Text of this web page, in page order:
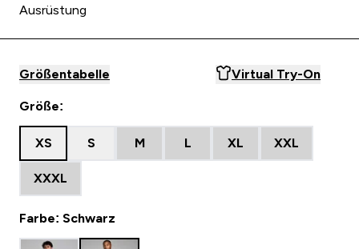
Ausrüstung
Größentabelle Virtual Try-On
Größe:
XS S M L XL XXL
XXXL
Farbe: Schwarz